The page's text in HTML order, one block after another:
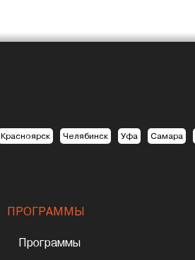
Красноярск Челябинск Уфа Самара
ПРОГРАММЫ
Программы